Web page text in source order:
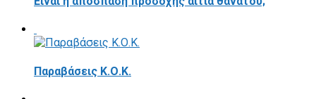
Παραβάσεις Κ.Ο.Κ.